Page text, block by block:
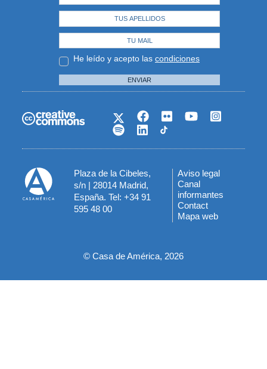
He leído y acepto las condiciones
ENVIAR
Plaza de la Cibeles,
s/n | 28014 Madrid,
España. Tel: +34 91
595 48 00
Menú
del
pie
Aviso legal
Canal
informantes
Contact
Mapa web
© Casa de América, 2026